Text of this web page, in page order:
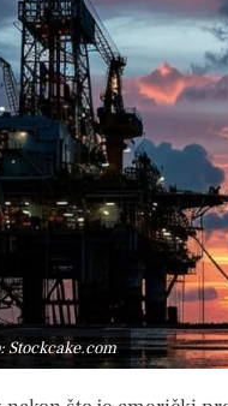
Stockcake.com